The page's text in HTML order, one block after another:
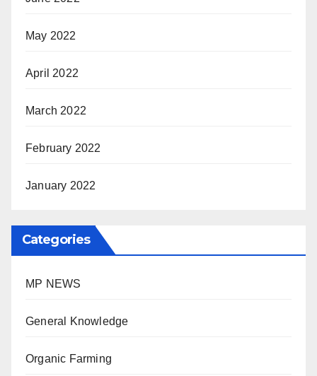
May 2022
April 2022
March 2022
February 2022
January 2022
Categories
MP NEWS
General Knowledge
Organic Farming